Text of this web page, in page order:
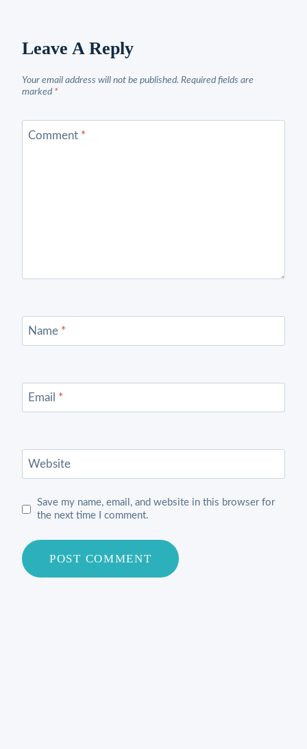
Leave A Reply
Your email address will not be published. Required fields are
marked *
Comment *
Name *
Email *
Website
Save my name, email, and website in this browser for
the next time I comment.